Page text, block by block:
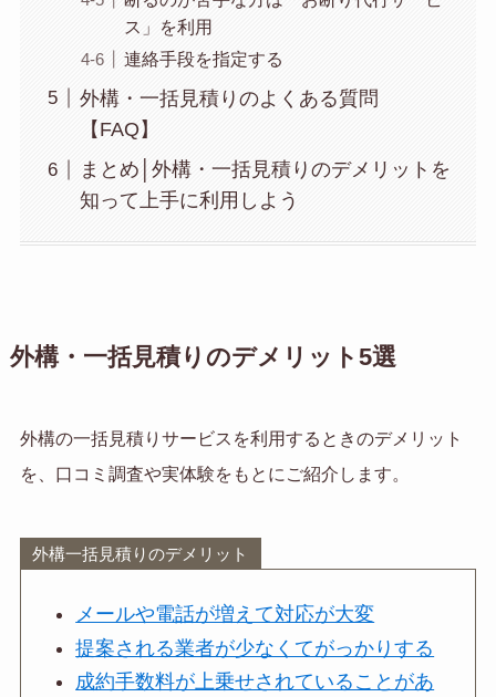
ス」を利用
連絡手段を指定する
外構・一括見積りのよくある質問
【FAQ】
まとめ│外構・一括見積りのデメリットを
知って上手に利用しよう
外構・一括見積りのデメリット5選
外構の一括見積りサービスを利用するときのデメリット
を、口コミ調査や実体験をもとにご紹介します。
外構一括見積りのデメリット
メールや電話が増えて対応が大変
提案される業者が少なくてがっかりする
成約手数料が上乗せされていることがあ